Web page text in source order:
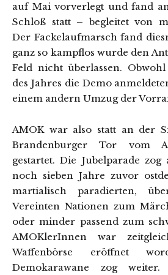
auf Mai vorverlegt und fand
Schloß statt – begleitet von
Der Fackelaufmarsch fand
ganz so kampflos wurde den
Feld nicht überlassen.
des Jahres die Demo
einem andern Umzug der
AMOK war also statt an der
Brandenburger Tor vom
gestartet. Die Jubelparade
noch sieben Jahre zuvor
martialisch paradierten,
Vereinten Nationen zum
oder minder passend zum
AMOKlerInnen war
Waffenbörse eröffnet
Demokarawane zog